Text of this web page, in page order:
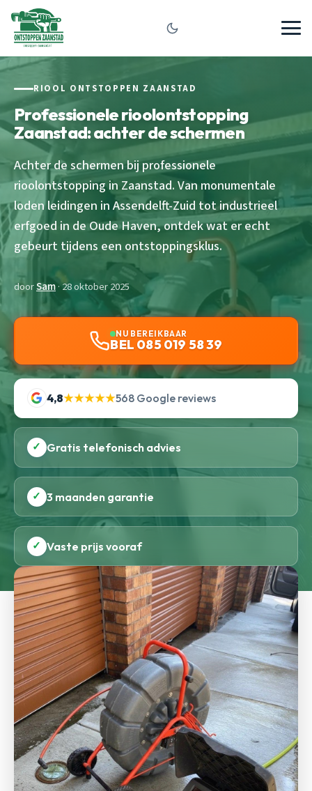
RIOOL ONTSTOPPEN ZAANSTAD
Professionele rioolontstopping
Zaanstad: achter de schermen
Achter de schermen bij professionele
rioolontstopping in Zaanstad. Van monumentale
loden leidingen in Assendelft-Zuid tot industrieel
erfgoed in de Oude Haven, ontdek wat er echt
gebeurt tijdens een ontstoppingsklus.
doorSam· 28 oktober 2025
NU BEREIKBAAR
BEL 085 019 58 39
4,8★★★★★568 Google reviews
✓ Gratis telefonisch advies
✓ 3 maanden garantie
✓ Vaste prijs vooraf